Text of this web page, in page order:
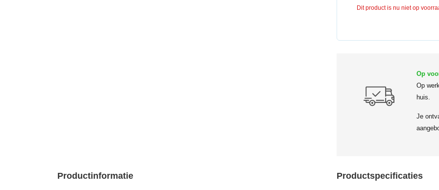
Dit product is nu niet op
Op
Op
huis.
Je
Productinformatie Productspecificaties